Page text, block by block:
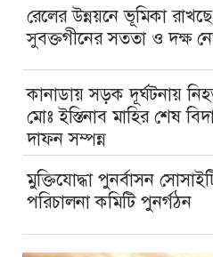
রেলের উন্নয়নে ভূমিকা রাখছে
সুবক্তগীনের সততা ও দক্ষ
কানাডায় সড়ক দূর্ঘটনায়
মোঃ ইস্তিনাব মাহির শেষ
দাফন সম্পন্ন
মুক্তিযোদ্ধা পুনর্বাসন
পরিচালনা কমিটি পুনর্গঠন